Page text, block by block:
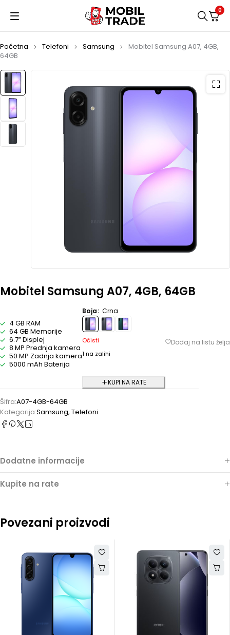
0
Početna Telefoni Samsung
Mobitel Samsung A07, 4GB,
64GB
Mobitel Samsung A07, 4GB, 64GB
4 GB RAM
64 GB Memorije
6.7” Displej
8 MP Prednja kamera
50 MP Zadnja kamera
5000 mAh Baterija
Boja Crna
Očisti
1 na zalihi
KUPI NA RATE
Šifra:A07-4GB-64GB
Kategorija:Samsung, Telefoni
Dodatne informacije
Kupite na rate
Povezani proizvodi